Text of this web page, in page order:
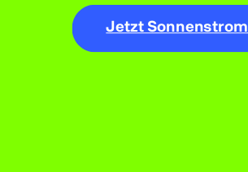
Jetzt